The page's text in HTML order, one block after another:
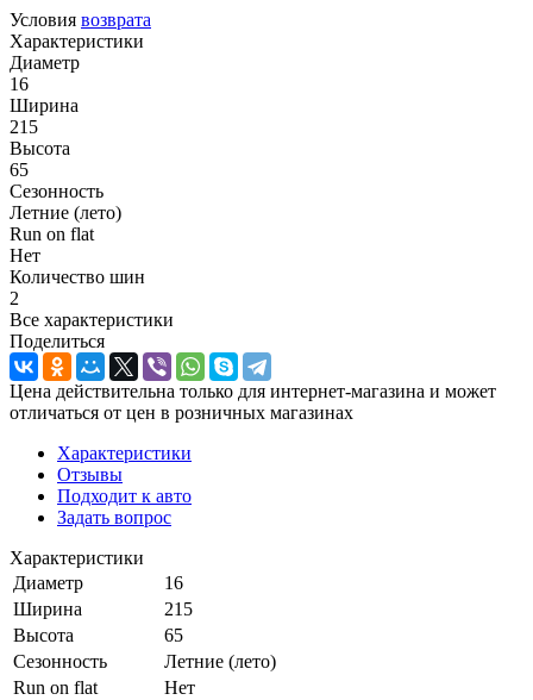
Условия возврата
Характеристики
Диаметр
16
Ширина
215
Высота
65
Сезонность
Летние (лето)
Run on flat
Нет
Количество шин
2
Все характеристики
Поделиться
Цена действительна только для интернет-магазина и может
отличаться от цен в розничных магазинах
Характеристики
Отзывы
Подходит к авто
Задать вопрос
Характеристики
Диаметр
16
Ширина
215
Высота
65
Сезонность
Летние (лето)
Run on flat
Нет